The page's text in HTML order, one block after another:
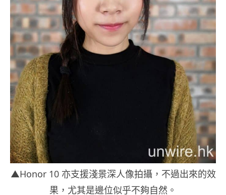
▲Honor 10 亦支援淺景深人像拍攝，不過出來的效
果，尤其是邊位似乎不夠自然。